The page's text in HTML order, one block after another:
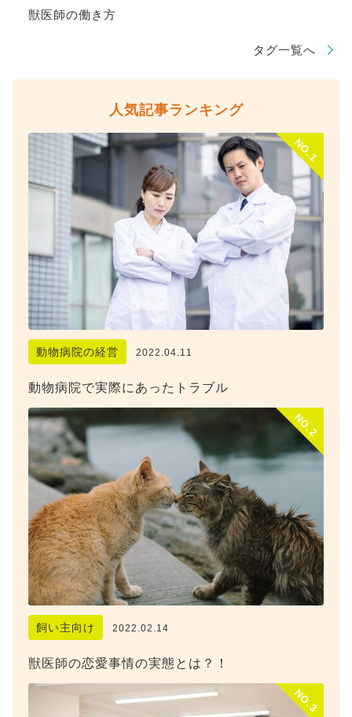
獣医師の働き方
タグ一覧へ
人気記事ランキング
NO.1
動物病院の経営 2022.04.11
動物病院で実際にあったトラブル
NO.2
飼い主向け 2022.02.14
獣医師の恋愛事情の実態とは？！
NO.3